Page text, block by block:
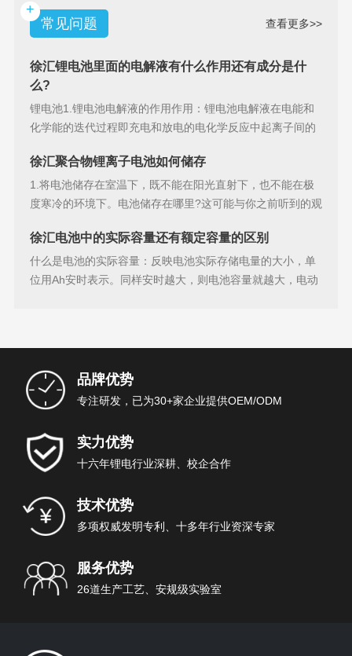
+
常见问题
查看更多>>
徐汇锂电池里面的电解液有什么作用还有成分是什
么?
锂电池1.锂电池电解液的作用作用：锂电池电解液在电能和
化学能的迭代过程即充电和放电的电化学反应中起离子间的
徐汇聚合物锂离子电池如何储存
1.将电池储存在室温下，既不能在阳光直射下，也不能在极
度寒冷的环境下。电池储存在哪里?这可能与你之前听到的观
徐汇电池中的实际容量还有额定容量的区别
什么是电池的实际容量：反映电池实际存储电量的大小，单
位用Ah安时表示。同样安时越大，则电池容量就越大，电动
品牌优势
专注研发，已为30+家企业提供OEM/ODM
实力优势
十六年锂电行业深耕、校企合作
技术优势
多项权威发明专利、十多年行业资深专家
服务优势
26道生产工艺、安规级实验室